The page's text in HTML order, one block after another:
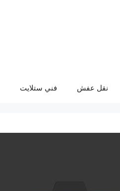
نقل عفش فني ستلايت